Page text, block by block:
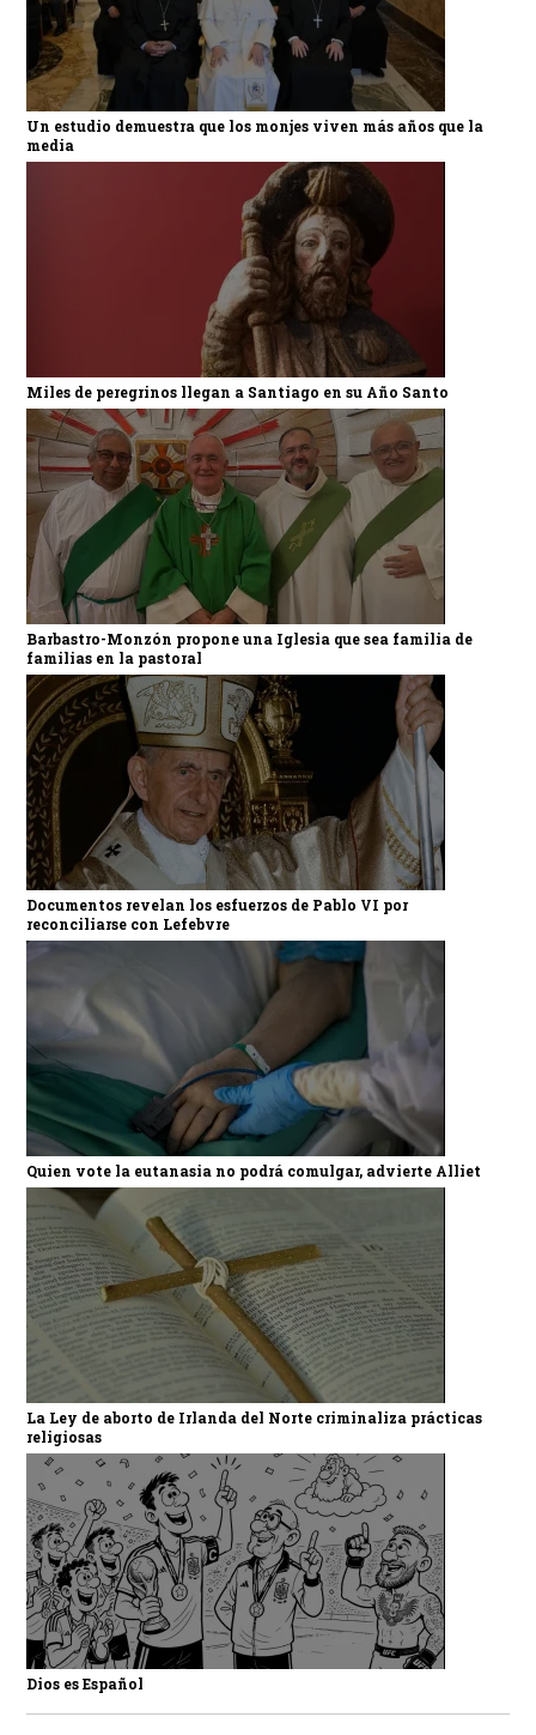
Un estudio demuestra que los monjes viven más años que la
media
Miles de peregrinos llegan a Santiago en su Año Santo
Barbastro-Monzón propone una Iglesia que sea familia de
familias en la pastoral
Documentos revelan los esfuerzos de Pablo VI por
reconciliarse con Lefebvre
Quien vote la eutanasia no podrá comulgar, advierte Alliet
La Ley de aborto de Irlanda del Norte criminaliza prácticas
religiosas
Dios es Español